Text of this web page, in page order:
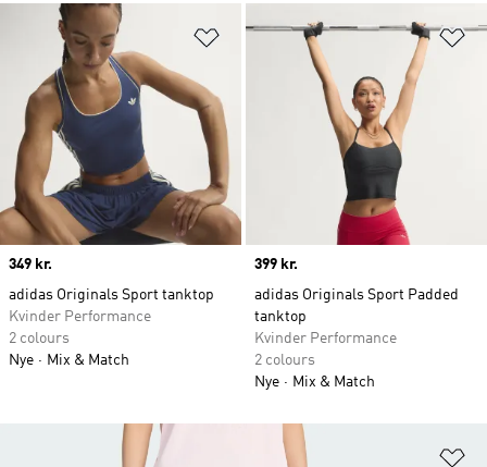
Føj til ønskeliste
Price
349 kr.
adidas Originals Sport tanktop
Kvinder Performance
2 colours
Nye
Mix & Match
Price
399 kr.
adidas Originals Sport Padded
tanktop
Kvinder Performance
2 colours
Nye
Mix & Match